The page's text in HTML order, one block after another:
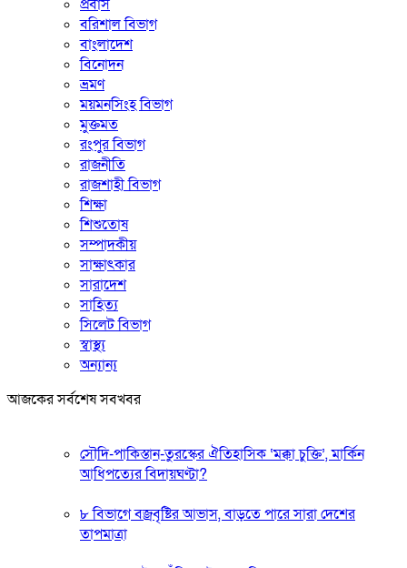
প্রবাস
বরিশাল বিভাগ
বাংলাদেশ
বিনোদন
ভ্রমণ
ময়মনসিংহ বিভাগ
মুক্তমত
রংপুর বিভাগ
রাজনীতি
রাজশাহী বিভাগ
শিক্ষা
শিশুতোষ
সম্পাদকীয়
সাক্ষাৎকার
সারাদেশ
সাহিত্য
সিলেট বিভাগ
স্বাস্থ্য
অন্যান্য
আজকের সর্বশেষ সবখবর
সৌদি-পাকিস্তান-তুরস্কের ঐতিহাসিক ‘মক্কা চুক্তি’, মার্কিন
আধিপত্যের বিদায়ঘণ্টা?
৮ বিভাগে বজ্রবৃষ্টির আভাস, বাড়তে পারে সারা দেশের
তাপমাত্রা